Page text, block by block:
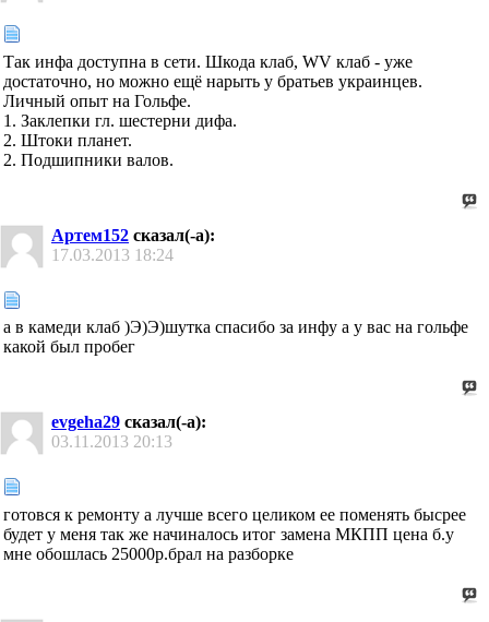
Так инфа доступна в сети. Шкода клаб, WV клаб - уже
достаточно, но можно ещё нарыть у братьев украинцев.
Личный опыт на Гольфе.
1. Заклепки гл. шестерни дифа.
2. Штоки планет.
2. Подшипники валов.
Артем152 сказал(-а):
17.03.2013 18:24
а в камеди клаб )Э)Э)шутка спасибо за инфу а у вас на гольфе
какой был пробег
evgeha29 сказал(-а):
03.11.2013 20:13
готовся к ремонту а лучше всего целиком ее поменять бысрее
будет у меня так же начиналось итог замена МКПП цена б.у
мне обошлась 25000р.брал на разборке